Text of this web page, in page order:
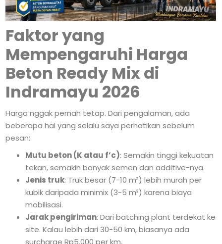
Faktor yang
Mempengaruhi Harga
Beton Ready Mix di
Indramayu 2026
Harga nggak pernah tetap. Dari pengalaman, ada
beberapa hal yang selalu saya perhatikan sebelum
pesan:
Mutu beton (K atau f’c): Semakin tinggi kekuatan
tekan, semakin banyak semen dan additive-nya.
Jenis truk: Truk besar (7-10 m³) lebih murah per
kubik daripada minimix (3-5 m³) karena biaya
mobilisasi.
Jarak pengiriman: Dari batching plant terdekat ke
site. Kalau lebih dari 30-50 km, biasanya ada
surcharge Rp5.000 per km.